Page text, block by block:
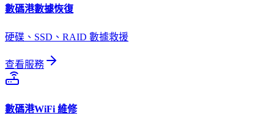
數碼港數據恢復
硬碟、SSD、RAID 數據救援
查看服務
數碼港WiFi 維修